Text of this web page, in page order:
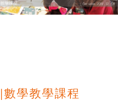
學教學課程